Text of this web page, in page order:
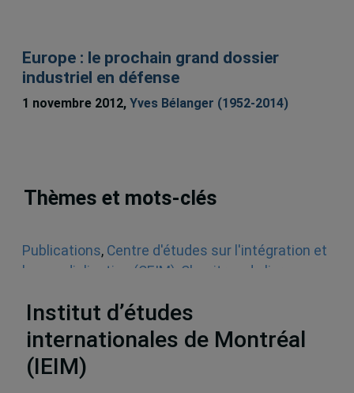
Europe : le prochain grand dossier
industriel en défense
1 novembre 2012, Yves Bélanger (1952-2014)
Thèmes et mots-clés
Publications, Centre d'études sur l'intégration et
la mondialisation (CEIM) Chapitres de livres
Institut d’études
internationales de Montréal
(IEIM)